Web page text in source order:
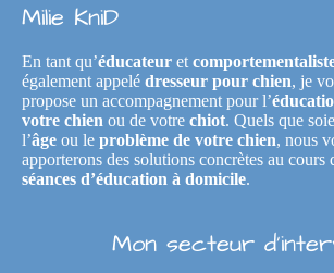
Milie KniD
En tant qu’éducateur et
également appelé dresseur pour chien, je
propose un accompagnement pour l’
votre chien ou de votre chiot. Quels que
l’âge ou le problème de votre chien, nous
apporterons des solutions concrètes au cours
séances d’éducation à domicile.
Mon secteur